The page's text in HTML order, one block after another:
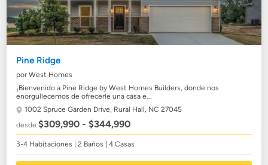
Pine Ridge
por West Homes
¡Bienvenido a Pine Ridge by West Homes Builders, donde nos
enorgullecemos de ofrecerle una casa e...
1002 Spruce Garden Drive, Rural Hall, NC 27045
desde$309,990 - $344,990
3-4 Habitaciones | 2 Baños | 4 Casas